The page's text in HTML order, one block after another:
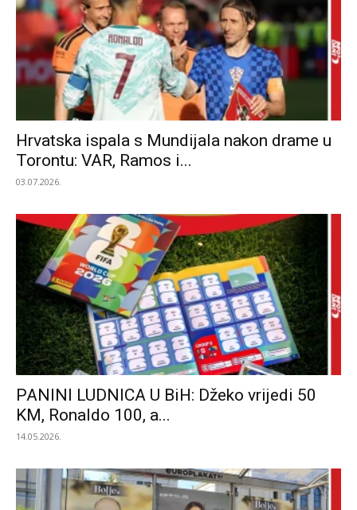
Hrvatska ispala s Mundijala nakon drame u
Torontu: VAR, Ramos i...
03.07.2026.
PANINI LUDNICA U BiH: Džeko vrijedi 50
KM, Ronaldo 100, a...
14.05.2026.